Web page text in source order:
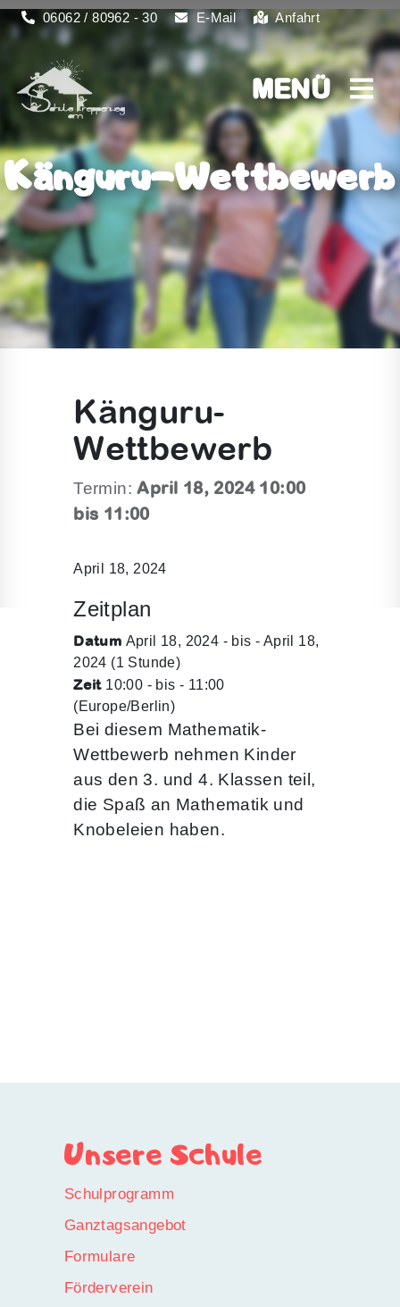
06062 / 80962 - 30 E-Mail Anfahrt
MENÜ
MENÜ
Känguru-Wettbewerb
Känguru-
Wettbewerb
Termin:April 18, 2024 10:00
bis 11:00
April 18, 2024
Zeitplan
Datum April 18, 2024 - bis - April 18,
2024 (1 Stunde)
Zeit 10:00 - bis - 11:00
(Europe/Berlin)
Bei diesem Mathematik-
Wettbewerb nehmen Kinder
aus den 3. und 4. Klassen teil,
die Spaß an Mathematik und
Knobeleien haben.
Unsere Schule
Schulprogramm
Ganztagsangebot
Formulare
Förderverein